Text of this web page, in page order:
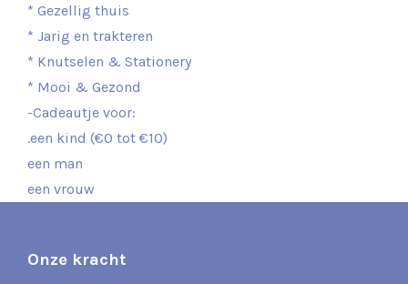
* Gezellig thuis
* Jarig en trakteren
* Knutselen & Stationery
* Mooi & Gezond
-Cadeautje voor:
.een kind (€0 tot €10)
een man
een vrouw
Onze kracht